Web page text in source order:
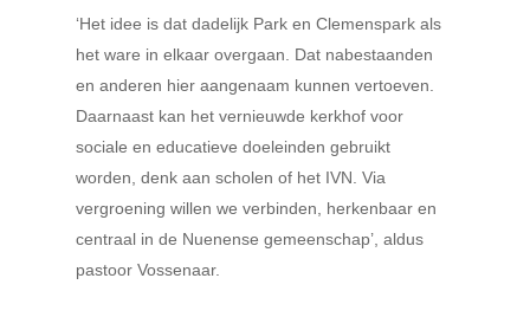
‘Het idee is dat dadelijk Park en Clemenspark als
het ware in elkaar overgaan. Dat nabestaanden
en anderen hier aangenaam kunnen vertoeven.
Daarnaast kan het vernieuwde kerkhof voor
sociale en educatieve doeleinden gebruikt
worden, denk aan scholen of het IVN. Via
vergroening willen we verbinden, herkenbaar en
centraal in de Nuenense gemeenschap’, aldus
pastoor Vossenaar.